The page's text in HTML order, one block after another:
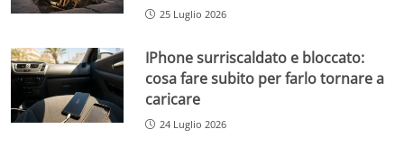
25 Luglio 2026
IPhone surriscaldato e bloccato:
cosa fare subito per farlo tornare a
caricare
24 Luglio 2026